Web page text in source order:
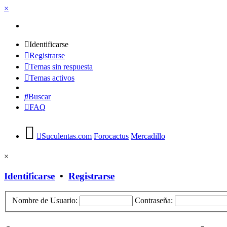
×
Identificarse
Registrarse
Temas sin respuesta
Temas activos
Buscar
FAQ
Suculentas.com Forocactus Mercadillo
×
Identificarse • Registrarse
Nombre de Usuario: Contraseña: